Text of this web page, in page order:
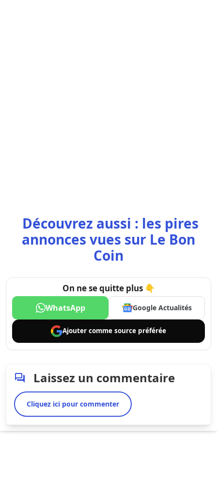
Découvrez aussi : les pires
annonces vues sur Le Bon
Coin
On ne se quitte plus 👇
WhatsApp Google Actualités
Ajouter comme source préférée
Laissez un commentaire
Cliquez ici pour commenter